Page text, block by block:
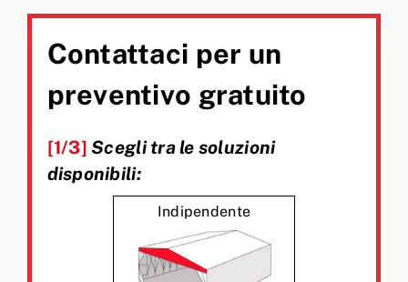
Contattaci per un
preventivo gratuito
[1/3] Scegli tra le soluzioni
disponibili:
Indipendente